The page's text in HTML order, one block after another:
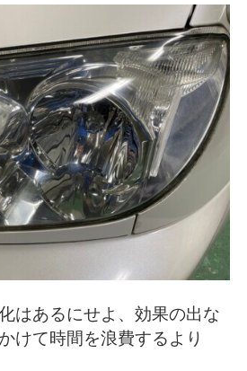
はあるにせよ、効果の出な
けて時間を浪費するより